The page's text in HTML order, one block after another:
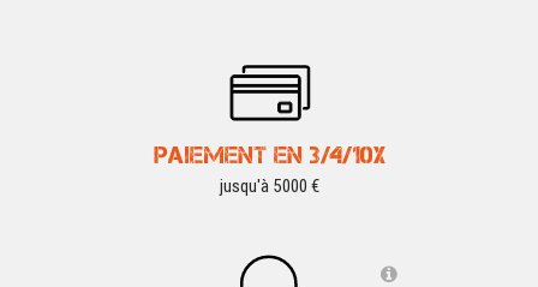
PAIEMENT EN 3/4/10X
jusqu'à 5000 €